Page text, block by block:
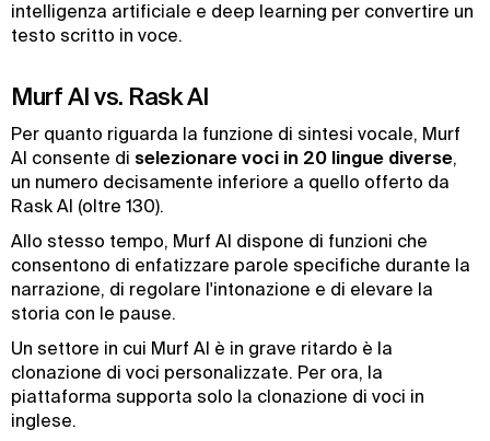
intelligenza artificiale e deep learning per convertire un
testo scritto in voce.
Murf AI vs. Rask AI
Per quanto riguarda la funzione di sintesi vocale, Murf
AI consente di selezionare voci in 20 lingue diverse,
un numero decisamente inferiore a quello offerto da
Rask AI (oltre 130).
Allo stesso tempo, Murf AI dispone di funzioni che
consentono di enfatizzare parole specifiche durante la
narrazione, di regolare l'intonazione e di elevare la
storia con le pause.
Un settore in cui Murf AI è in grave ritardo è la
clonazione di voci personalizzate. Per ora, la
piattaforma supporta solo la clonazione di voci in
inglese.